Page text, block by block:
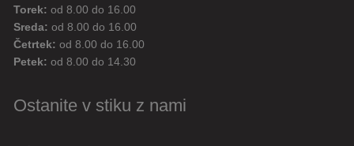
Torek: od 8.00 do 16.00
Sreda: od 8.00 do 16.00
Četrtek: od 8.00 do 16.00
Petek: od 8.00 do 14.30
Ostanite v stiku z nami